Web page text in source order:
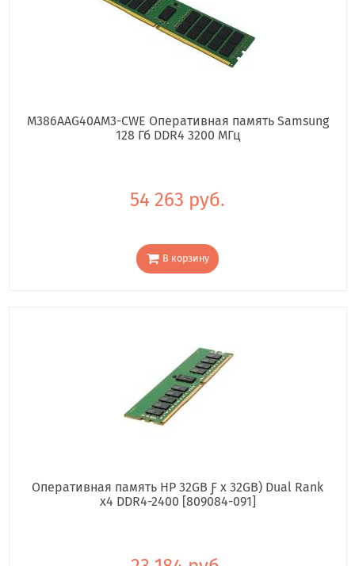
M386AAG40AM3-CWE Оперативная память Samsung
128 Гб DDR4 3200 МГц
54 263 руб.
В корзину
Оперативная память HP 32GB Ƒ x 32GB) Dual Rank
x4 DDR4-2400 [809084-091]